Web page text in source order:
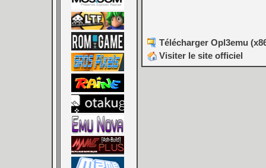
Télécharger Opl3emu
Visiter le site officiel